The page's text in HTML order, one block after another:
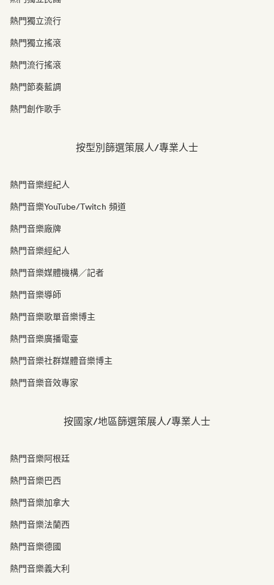
熱門獨立流行
熱門獨立搖滾
熱門流行搖滾
熱門節奏藍調
熱門創作歌手
按型別篩選策展人/專業人士
熱門音樂經紀人
熱門音樂YouTube/Twitch 頻道
熱門音樂廠牌
熱門音樂經紀人
熱門音樂媒體機構／記者
熱門音樂導師
熱門音樂歌單音樂博主
熱門音樂廣播電臺
熱門音樂社群媒體音樂博主
熱門音樂音效專家
按國家/地區篩選策展人/專業人士
熱門音樂阿根廷
熱門音樂巴西
熱門音樂加拿大
熱門音樂法蘭西
熱門音樂德國
熱門音樂義大利